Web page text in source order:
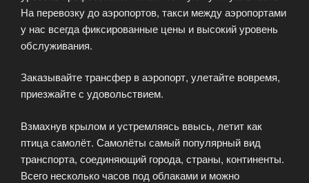
На перевозку до аэропортов, такси между аэропортами
у нас всегда фиксированные цены и высокий уровень
обслуживания.
Заказывайте трансфер в аэропорт, улетайте вовремя,
приезжайте с удовольствием.
Взмахнув крылом и устремляясь ввысь, летит как
птица самолёт. Самолёты самый популярный вид
транспорта, соединяющий города, страны, континенты.
Всего несколько часов под облаками и можно